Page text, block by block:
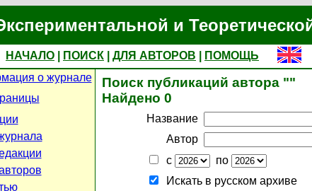
и
НАЧАЛО ПОИСК ДЛЯ АВТОРОВ
ПОМОЩЬ
о журнале
Поиск публикаций автора ""
Найдено 0
Название
Автор
с
по
Искать в русском архиве